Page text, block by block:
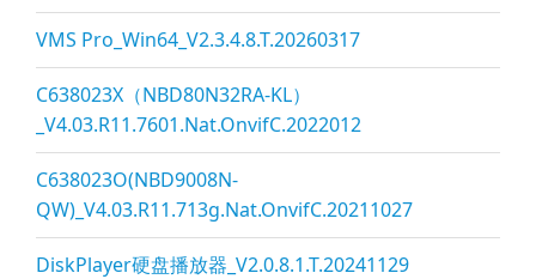
VMS Pro_Win64_V2.3.4.8.T.20260317
C638023X（NBD80N32RA-KL）
_V4.03.R11.7601.Nat.OnvifC.2022012
C638023O(NBD9008N-
QW)_V4.03.R11.713g.Nat.OnvifC.20211027
DiskPlayer硬盘播放器_V2.0.8.1.T.20241129